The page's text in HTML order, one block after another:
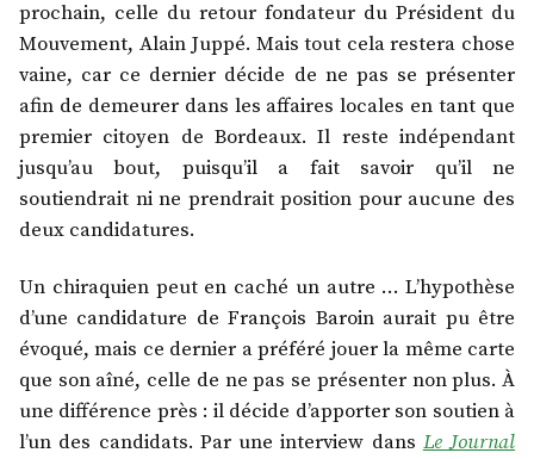
prochain, celle du retour fondateur du Président du
Mouvement, Alain Juppé. Mais tout cela restera chose
vaine, car ce dernier décide de ne pas se présenter
afin de demeurer dans les affaires locales en tant que
premier citoyen de Bordeaux. Il reste indépendant
jusqu’au bout, puisqu’il a fait savoir qu’il ne
soutiendrait ni ne prendrait position pour aucune des
deux candidatures.
Un chiraquien peut en caché un autre … L’hypothèse
d’une candidature de François Baroin aurait pu être
évoqué, mais ce dernier a préféré jouer la même carte
que son aîné, celle de ne pas se présenter non plus. À
une différence près : il décide d’apporter son soutien à
l’un des candidats. Par une interview dans Le Journal